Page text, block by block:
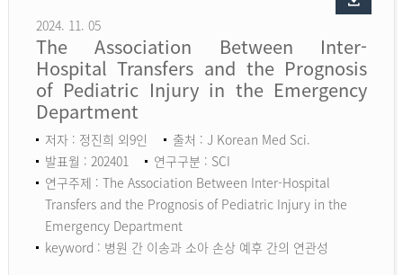
2024. 11. 05
The Association Between Inter-
Hospital Transfers and the Prognosis
of Pediatric Injury in the Emergency
Department
저자 : 정진희 외9인
출처 : J Korean Med Sci.
발표월 : 202401
연구구분 : SCI
연구주제 : The Association Between Inter-Hospital
Transfers and the Prognosis of Pediatric Injury in the
Emergency Department
keyword : 병원 간 이송과 소아 손상 예후 간의 연관성